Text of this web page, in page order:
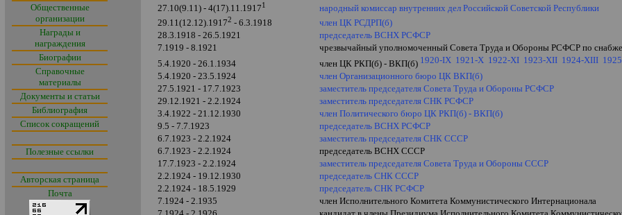
Общественные
организации
Награды и
награждения
Биографии
Справочные
материалы
Документы и статьи
Библиография
Список сокращений
Полезные ссылки
Авторская страница
Почта
27.10(9.11) - 4(17).11.19171
народный комиссар внутренних дел Российской Советской Республики
29.11(12.12).19172 - 6.3.1918
член ЦК РСДРП(б)
28.3.1918 - 26.5.1921
председатель ВСНХ РСФСР
7.1919 - 8.1921
чрезвычайный уполномоченный Совета Труда и Обороны РСФСР по
5.4.1920 - 26.1.1934
член ЦК РКП(б) - ВКП(б) 1920-IX 1921-X 1922-XI 1923-XII 1924-XIII
5.4.1920 - 23.5.1924
член Организационного бюро ЦК ВКП(б)
27.5.1921 - 17.7.1923
заместитель председателя Совета Труда и Обороны РСФСР
29.12.1921 - 2.2.1924
заместитель председателя СНК РСФСР
3.4.1922 - 21.12.1930
член Политического бюро ЦК РКП(б) - ВКП(б)
9.5 - 7.7.1923
председатель ВСНХ РСФСР
6.7.1923 - 2.2.1924
заместитель председателя СНК СССР
6.7.1923 - 2.2.1924
председатель ВСНХ СССР
17.7.1923 - 2.2.1924
заместитель председателя Совета Труда и Обороны СССР
2.2.1924 - 19.12.1930
председатель СНК СССР
2.2.1924 - 18.5.1929
председатель СНК РСФСР
7.1924 - 2.1935
член Исполнительного Комитета Коммунистического Интернационала